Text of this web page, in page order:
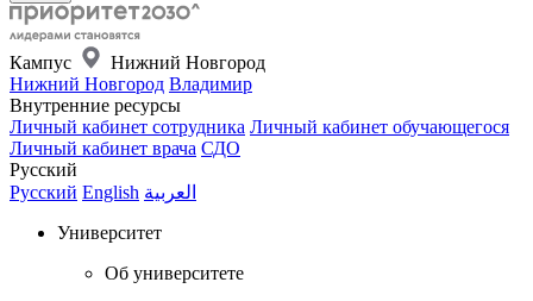
Кампус
Нижний Новгород
Нижний Новгород Владимир
Внутренние ресурсы
Личный кабинет сотрудника Личный кабинет обучающегося
Личный кабинет врача СДО
Русский
Русский English العربية
Университет
Об университете